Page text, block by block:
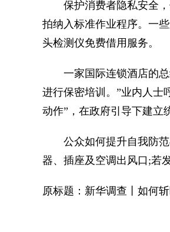
保护消费者隐私安全，
拍纳入标准作业程序。一
头检测仪免费借用服务。
一家国际连锁酒店的总
进行保密培训。”业内人士
动作”，在政府引导下建立
公众如何提升自我防范
器、插座及空调出风口;若
原标题：新华调查丨如何